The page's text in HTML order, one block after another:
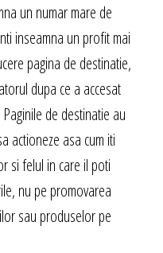
un numar mare de
inseamna un profit mai
pagina de destinatie,
dupa ce a accesat
de destinatie au
actioneze asa cum iti
si felul in care il poti
nu pe promovarea
sau produselor pe